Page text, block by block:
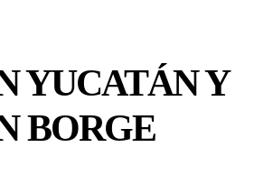
YUCATÁN Y
BORGE